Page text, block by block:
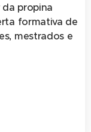
da propina
formativa de
mestrados e